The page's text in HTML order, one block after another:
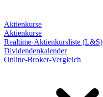
Aktienkurse
Aktienkurse
Realtime-Aktienkursliste (L&S)
Dividendenkalender
Online-Broker-Vergleich